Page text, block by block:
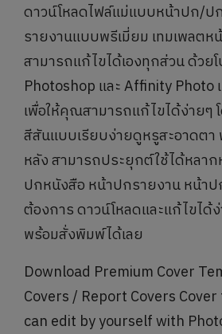
ดาวน์โหลดไฟล์แม่แบบหน้าปก/
รายงานแบบพรีเมี่ยม เทมเพลตห
สามารถแก้ไขได้เองทุกส่วน ด้วย
Photoshop และ Affinity Photo
เพื่อให้คุณสามารถแก้ไขได้ง่ายๆ
สีสันแบบเรียบง่ายดูหรูสะอาดต
หลัง สามารถประยุกต์ใช้ได้หลาก
ปกหนังสือ หน้าปกรายงาน หน้าป
ต้องการ ดาวน์โหลดและแก้ไขได้
พร้อมสั่งพิมพ์ได้เลย
Download Premium Cover
Covers / Report Covers
can edit by yourself with